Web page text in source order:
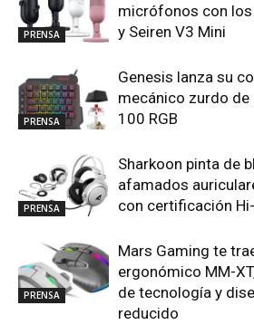
PRENSA
micrófonos con los
y Seiren V3 Mini
PRENSA
Genesis lanza su
mecánico zurdo
100 RGB
PRENSA
Sharkoon pinta de
afamados
con certificación
PRENSA
Mars Gaming te
ergonómico MM-
de tecnología y
reducido